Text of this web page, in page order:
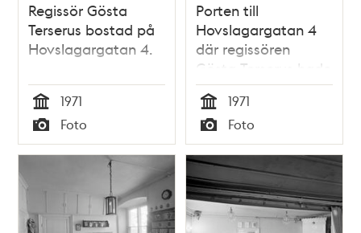
Regissör Gösta
Terserus bostad på
Hovslagargatan 4.
Tid
1971
Typ
Foto
Porten till
Hovslagargatan 4
där regissören
Gösta Terserus hade
sin bostad.
Tid
1971
Typ
Foto